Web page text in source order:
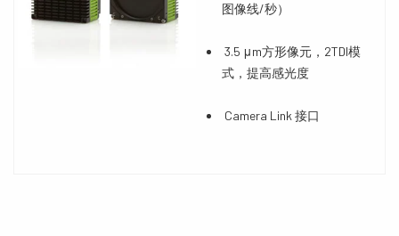
图像线/秒）
3.5 μm方形像元，2TDI模
式，提高感光度
Camera Link 接口